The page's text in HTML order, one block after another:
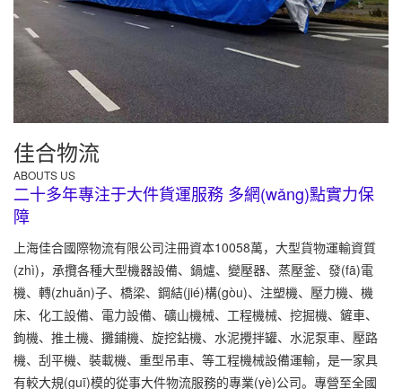
佳合物流
ABOUTS US
二十多年專注于大件貨運服務 多網(wǎng)點實力保
障
上海佳合國際物流有限公司注冊資本10058萬，大型貨物運輸資質
(zhì)，承攬各種大型機器設備、鍋爐、變壓器、蒸壓釜、發(fā)電
機、轉(zhuǎn)子、橋梁、鋼結(jié)構(gòu)、注塑機、壓力機、機
床、化工設備、電力設備、礦山機械、工程機械、挖掘機、鏟車、
鉤機、推土機、攤鋪機、旋挖鉆機、水泥攪拌罐、水泥泵車、壓路
機、刮平機、裝載機、重型吊車、等工程機械設備運輸，是一家具
有較大規(guī)模的從事大件物流服務的專業(yè)公司。專營至全國